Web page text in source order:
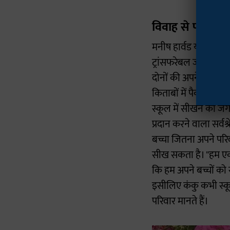
विवाह से पहले
मनीष हार्वड
ट्रांसफरेबल जॉब होने
दोनों की अपने अपने
किताबों में पैक कर रहे
स्कूल में सीखने की
प्रदान करने वाला
बच्चा जितना अपने
सीख सकता है। "हम
कि हम अपने बच्चों
इसीलिए कंकु कभी
परिवार मानते हैं।